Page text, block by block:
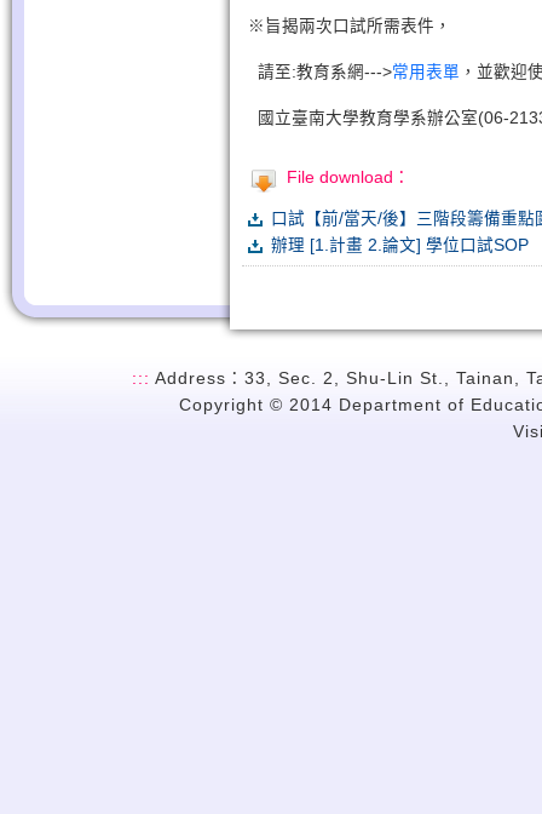
※旨揭兩次口試所需表件，
請至:教育系網--->常用表單 ，並歡迎
國立臺南大學教育學系辦公室(06-
File download：
口試【前/當天/後】三階段籌備重點
辦理 [1.計畫 2.論文] 學位口試SOP
::: Address：33, Sec. 2, Shu-Lin St., Tainan,
Copyright © 2014 Department of